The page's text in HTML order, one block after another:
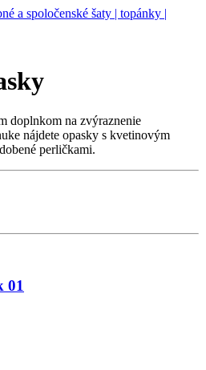
doplnkom na zvýraznenie
nájdete opasky s kvetinovým
perličkami.
01